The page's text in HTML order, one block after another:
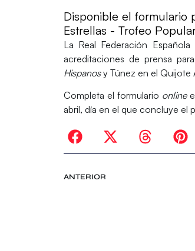
Disponible el formulario
Estrellas - Trofeo
La Real Federación
acreditaciones de prensa
Hispanosy Túnez en el Quijote
Completa el formulario online
abril, día en el que concluye el
ANTERIOR